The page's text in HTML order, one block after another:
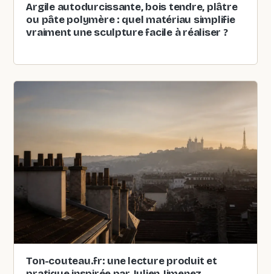
Argile autodurcissante, bois tendre, plâtre
ou pâte polymère : quel matériau simplifie
vraiment une sculpture facile à réaliser ?
Ton-couteau.fr: une lecture produit et